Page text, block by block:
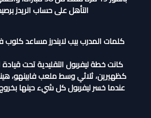
التأهل على حساب الريدز برصيد 71 نقطة، الأمر الذي يراه الكثيرون أنّه انتهاء الحقبة الأولى
كلمات المدرب بيب لايندرز مساعد
عندما خسر ليفربول كل شيء حينها